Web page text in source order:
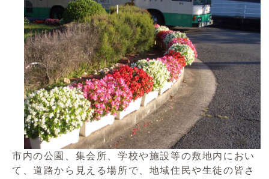
市内の公園、集会所、学校や施設等の敷地内におい
て、道路から見える場所で、地域住民や生徒の皆さ